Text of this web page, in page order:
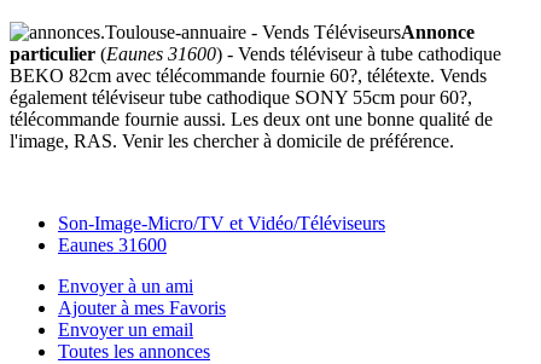
Annonce
particulier (Eaunes 31600) - Vends téléviseur à tube cathodique
BEKO 82cm avec télécommande fournie 60?, télétexte. Vends
également téléviseur tube cathodique SONY 55cm pour 60?,
télécommande fournie aussi. Les deux ont une bonne qualité de
l'image, RAS. Venir les chercher à domicile de préférence.
Son-Image-Micro/TV et Vidéo/Téléviseurs
Eaunes 31600
Envoyer à un ami
Ajouter à mes Favoris
Envoyer un email
Toutes les annonces